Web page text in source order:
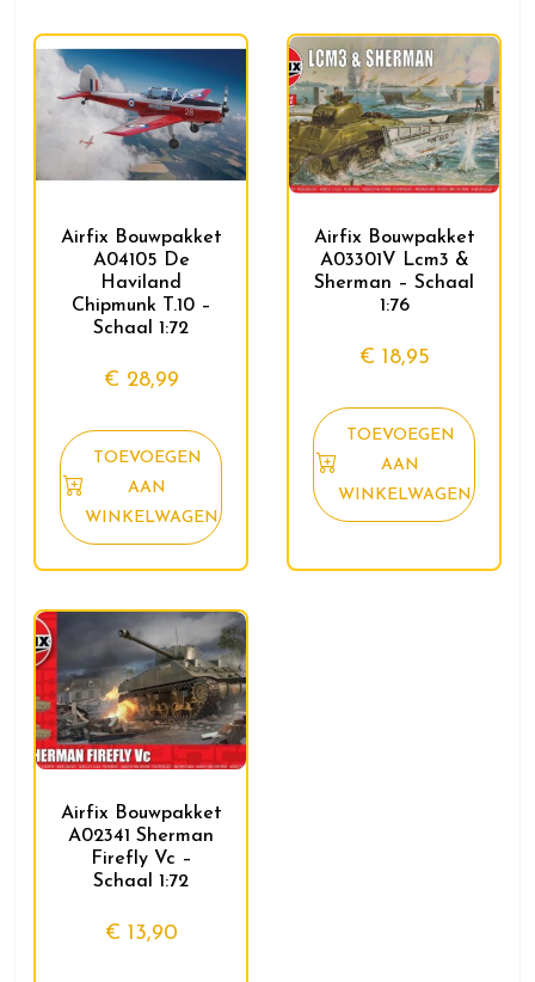
Airfix Bouwpakket
A04105 De
Haviland
Chipmunk T.10 –
Schaal 1:72
€ 28,99
TOEVOEGEN
AAN
WINKELWAGEN
Airfix Bouwpakket
A03301V Lcm3 &
Sherman – Schaal
1:76
€ 18,95
TOEVOEGEN
AAN
WINKELWAGEN
Airfix Bouwpakket
A02341 Sherman
Firefly Vc –
Schaal 1:72
€ 13,90